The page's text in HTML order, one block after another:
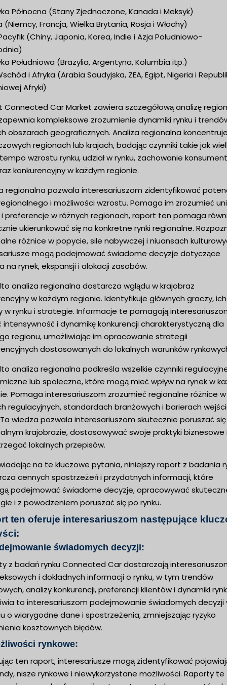
Północna (Stany Zjednoczone, Kanada i Meksyk)
(Niemcy, Francja, Wielka Brytania, Rosja i Włochy)
(Chiny, Japonia, Korea, Indie i Azja Południowo-
Południowa (Brazylia, Argentyna, Kolumbia itp.)
i Afryka (Arabia Saudyjska, ZEA, Egipt, Nigeria i
Afryki)
Connected Car Market zawiera szczegółową analizę
kompleksowe zrozumienie dynamiki rynku i
obszarach geograficznych. Analiza regionalna
regionach lub krajach, badając czynniki takie jak
wzrostu rynku, udział w rynku, zachowanie
konkurencyjny w każdym regionie.
regionalna pozwala interesariuszom zidentyfikować
i możliwości wzrostu. Pomaga im zrozumieć
preferencje w różnych regionach, raport ten pomaga
ukierunkować się na konkretne rynki regionalne.
różnice w popycie, sile nabywczej i niuansach
mogą podejmować świadome decyzje dotyczące
na rynek, ekspansji i alokacji zasobów.
analiza regionalna dostarcza wglądu w krajobraz
w każdym regionie. Identyfikuje głównych graczy, ich
w rynku i strategie. Informacje te pomagają
intensywność i dynamikę konkurencji charakterystyczną dla
regionu, umożliwiając im opracowanie strategii
dostosowanych do lokalnych warunków
analiza regionalna podkreśla wszelkie czynniki
lub społeczne, które mogą mieć wpływ na rynek w
Pomaga interesariuszom zrozumieć regionalne różnice w
regulacyjnych, standardach branżowych i barierach
wiedza pozwala interesariuszom skutecznie poruszać
krajobrazie, dostosowywać swoje praktyki biznesowe
lokalnych przepisów.
na te kluczowe pytania, niniejszy raport z badania
cennych spostrzeżeń i przydatnych informacji, które
podejmować świadome decyzje, opracowywać
i z powodzeniem poruszać się po rynku.
ten oferuje interesariuszom następujące
świadomych decyzji:
z badań rynku Connected Car dostarczają
i dokładnych informacji o rynku, w tym trendów
analizy konkurencji, preferencji klientów i dynamiki
to interesariuszom podejmowanie świadomych decyzji
o wiarygodne dane i spostrzeżenia, zmniejszając ryzyko
kosztownych błędów.
rynkowe:
ten raport, interesariusze mogą zidentyfikować
nisze rynkowe i niewykorzystane możliwości. Raporty te